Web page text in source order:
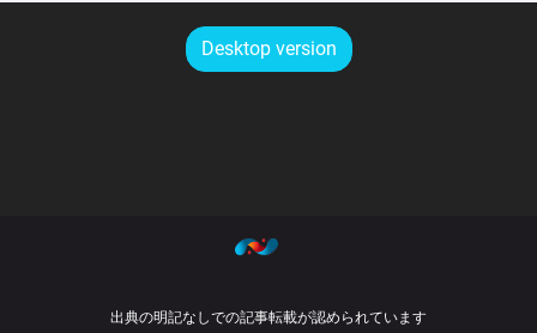
Desktop version
出典の明記なしでの記事転載が認められています